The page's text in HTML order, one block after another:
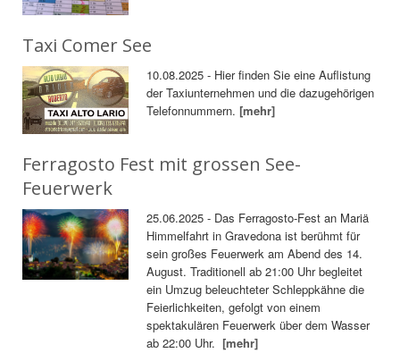
Taxi Comer See
10.08.2025 - Hier finden Sie eine Auflistung
der Taxiunternehmen und die dazugehörigen
Telefonnummern.[mehr]
Ferragosto Fest mit grossen See-
Feuerwerk
25.06.2025 - Das Ferragosto-Fest an Mariä
Himmelfahrt in Gravedona ist berühmt für
sein großes Feuerwerk am Abend des 14.
August. Traditionell ab 21:00 Uhr begleitet
ein Umzug beleuchteter Schleppkähne die
Feierlichkeiten, gefolgt von einem
spektakulären Feuerwerk über dem Wasser
ab 22:00 Uhr.[mehr]